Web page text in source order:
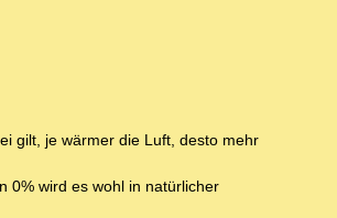
gilt, je wärmer die Luft, desto mehr
0% wird es wohl in natürlicher